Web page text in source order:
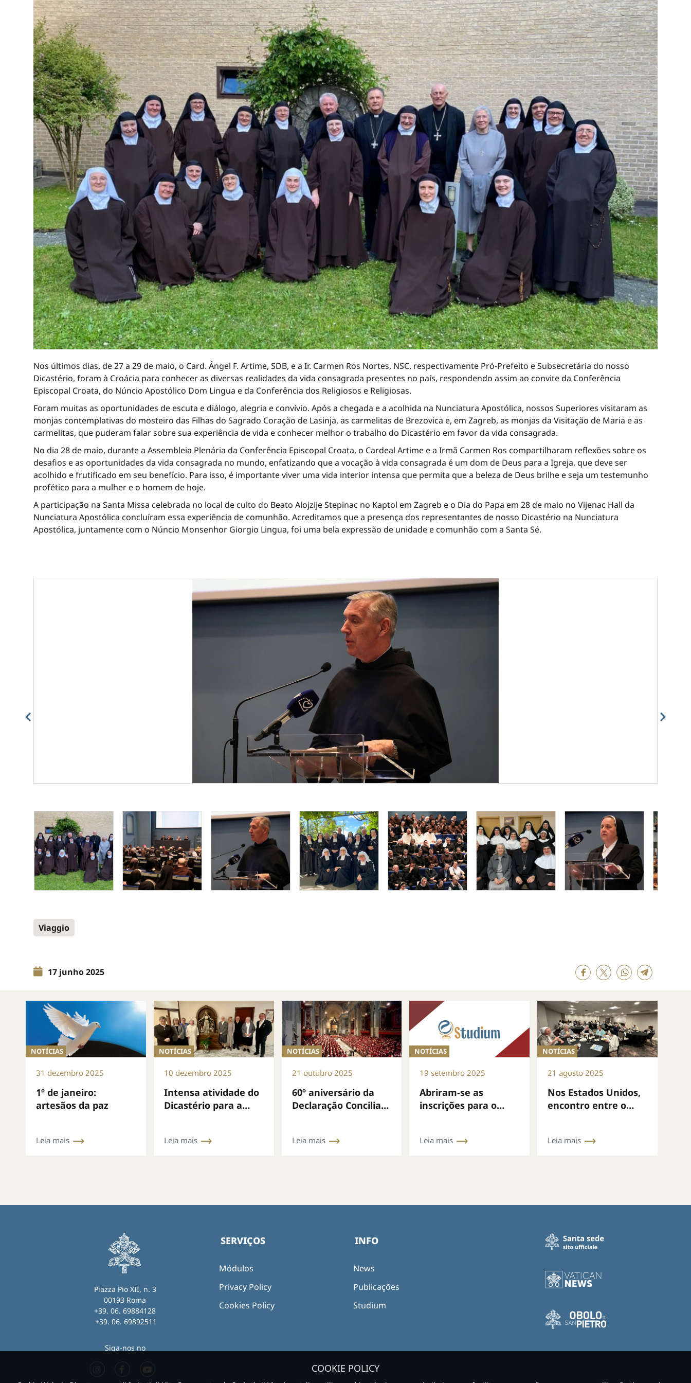
Nos últimos dias, de 27 a 29 de maio, o Card. Ángel F. Artime, SDB, e a Ir. Carmen Ros Nortes, NSC, respectivamente Pró-Prefeito e Subsecretária do nosso
Dicastério, foram à Croácia para conhecer as diversas realidades da vida consagrada presentes no país, respondendo assim ao convite da Conferência
Episcopal Croata, do Núncio Apostólico Dom Lingua e da Conferência dos Religiosos e Religiosas.
Foram muitas as oportunidades de escuta e diálogo, alegria e convívio. Após a chegada e a acolhida na Nunciatura Apostólica, nossos Superiores visitaram as
monjas contemplativas do mosteiro das Filhas do Sagrado Coração de Lasinja, as carmelitas de Brezovica e, em Zagreb, as monjas da Visitação de Maria e as
carmelitas, que puderam falar sobre sua experiência de vida e conhecer melhor o trabalho do Dicastério em favor da vida consagrada.
No dia 28 de maio, durante a Assembleia Plenária da Conferência Episcopal Croata, o Cardeal Artime e a Irmã Carmen Ros compartilharam reflexões sobre os
desafios e as oportunidades da vida consagrada no mundo, enfatizando que a vocação à vida consagrada é um dom de Deus para a Igreja, que deve ser
acolhido e frutificado em seu benefício. Para isso, é importante viver uma vida interior intensa que permita que a beleza de Deus brilhe e seja um testemunho
profético para a mulher e o homem de hoje.
A participação na Santa Missa celebrada no local de culto do Beato Alojzije Stepinac no Kaptol em Zagreb e o Dia do Papa em 28 de maio no Vijenac Hall da
Nunciatura Apostólica concluíram essa experiência de comunhão. Acreditamos que a presença dos representantes de nosso Dicastério na Nunciatura
Apostólica, juntamente com o Núncio Monsenhor Giorgio Lingua, foi uma bela expressão de unidade e comunhão com a Santa Sé.
Viaggio
17 junho 2025
NOTÍCIAS
31 dezembro 2025
1º de janeiro:
artesãos da paz
Leia mais
NOTÍCIAS
10 dezembro 2025
Intensa atividade do
Dicastério para a
Leia mais
NOTÍCIAS
21 outubro 2025
60º aniversário da
Declaração Conciliar
Leia mais
NOTÍCIAS
19 setembro 2025
Abriram-se as
inscrições para o
Leia mais
NOTÍCIAS
21 agosto 2025
Nos Estados Unidos,
encontro entre o
Superiores Maiores
Leia mais
Piazza Pio XII, n. 3
00193 Roma
+39. 06. 69884128
+39. 06. 69892511
Siga-nos no
SERVIÇOS
Módulos
Privacy Policy
Cookies Policy
INFO
News
Publicações
Studium
COOKIE POLICY